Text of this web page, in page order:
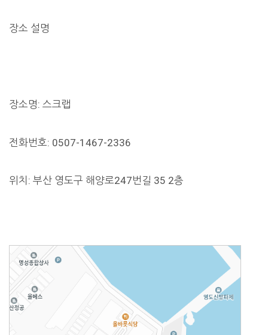
장소 설명
장소명: 스크랩
전화번호: 0507-1467-2336
위치: 부산 영도구 해양로247번길 35 2층